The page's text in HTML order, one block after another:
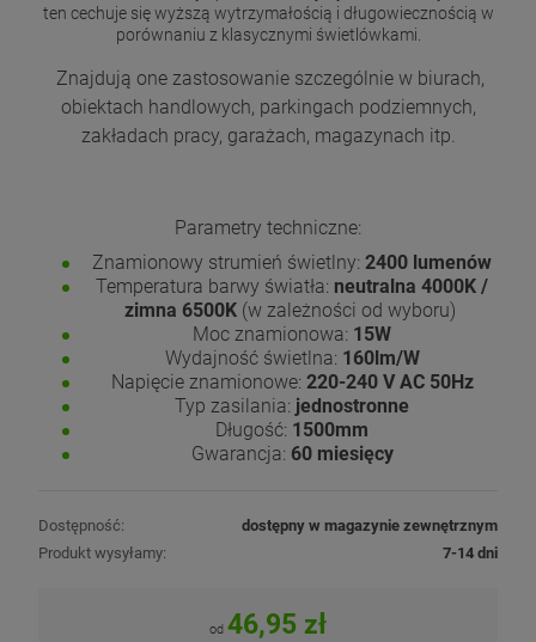
ten cechuje się wyższą wytrzymałością i długowiecznością w
porównaniu z klasycznymi świetlówkami.
Znajdują one zastosowanie szczególnie w biurach,
obiektach handlowych, parkingach podziemnych,
zakładach pracy, garażach, magazynach itp.
Parametry techniczne:
Znamionowy strumień świetlny: 2400 lumenów
Temperatura barwy światła: neutralna 4000K /
zimna 6500K (w zależności od wyboru)
Moc znamionowa: 15W
Wydajność świetlna: 160lm/W
Napięcie znamionowe: 220-240 V AC 50Hz
Typ zasilania: jednostronne
Długość: 1500mm
Gwarancja: 60 miesięcy
Dostępność:
dostępny w magazynie zewnętrznym
Produkt wysyłamy:
7-14 dni
od 46,95 zł